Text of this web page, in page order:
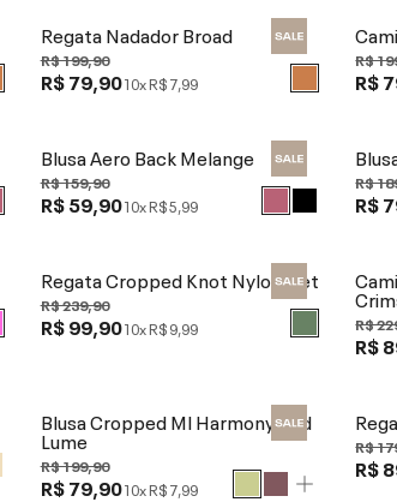
Regata Nadador Broad
R$ 199,90
R$ 79,9010xR$ 7,99
R$
R$
Blusa Aero Back Melange
R$ 159,90
R$ 59,9010xR$ 5,99
R$
R$
Regata Cropped Knot Nylon Net
R$ 239,90
R$ 99,9010xR$ 9,99 R$
R$
Blusa Cropped Ml Harmony Red
Lume
R$ 199,90
R$ 79,9010xR$ 7,99
R$
R$